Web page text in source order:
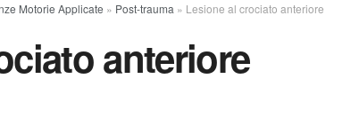
Motorie Applicate » Post-trauma » Lesione al crociato anteriore
anteriore